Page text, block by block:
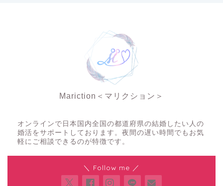
Mariction＜マリクション＞
オンラインで日本国内全国の都道府県の結婚したい人の
婚活をサポートしております。夜間の遅い時間でもお気
軽にご相談できるのが特徴です。
＼ Follow me ／